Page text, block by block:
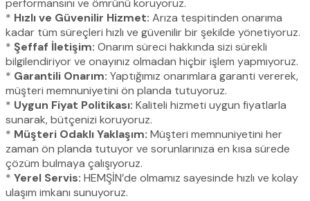
performansını ve ömrünü koruyoruz.
* Hızlı ve Güvenilir Hizmet: Arıza tespitinden onarıma
kadar tüm süreçleri hızlı ve güvenilir bir şekilde yönetiyoruz.
* Şeffaf İletişim: Onarım süreci hakkında sizi sürekli
bilgilendiriyor ve onayınız olmadan hiçbir işlem yapmıyoruz.
* Garantili Onarım: Yaptığımız onarımlara garanti vererek,
müşteri memnuniyetini ön planda tutuyoruz.
* Uygun Fiyat Politikası: Kaliteli hizmeti uygun fiyatlarla
sunarak, bütçenizi koruyoruz.
* Müşteri Odaklı Yaklaşım: Müşteri memnuniyetini her
zaman ön planda tutuyor ve sorunlarınıza en kısa sürede
çözüm bulmaya çalışıyoruz.
* Yerel Servis: HEMŞİN’de olmamız sayesinde hızlı ve kolay
ulaşım imkanı sunuyoruz.